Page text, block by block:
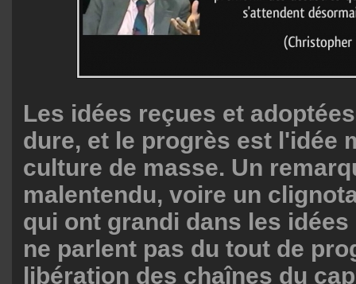
Les idées reçues et
dure, et le progrès est l'idée
culture de masse. Un
malentendu, voire un
qui ont grandi dans les
ne parlent pas du tout de
libération des chaînes du